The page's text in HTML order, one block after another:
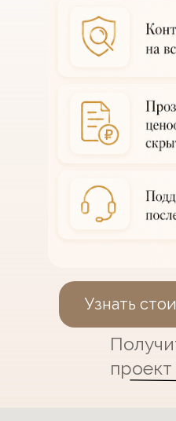
проект
Узнать